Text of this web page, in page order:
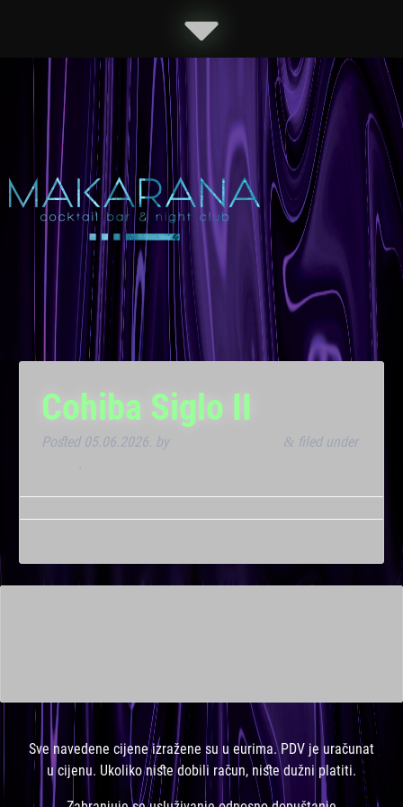
Cohiba Siglo II
Posted 05.06.2026. by & filed under
.
Sve navedene cijene izražene su u eurima. PDV je uračunat
u cijenu. Ukoliko niste dobili račun, niste dužni platiti.